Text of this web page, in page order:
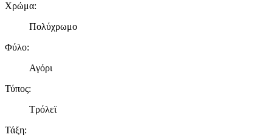
Χρώμα:
Πολύχρωμο
Φύλο:
Αγόρι
Τύπος:
Τρόλεϊ
Τάξη: